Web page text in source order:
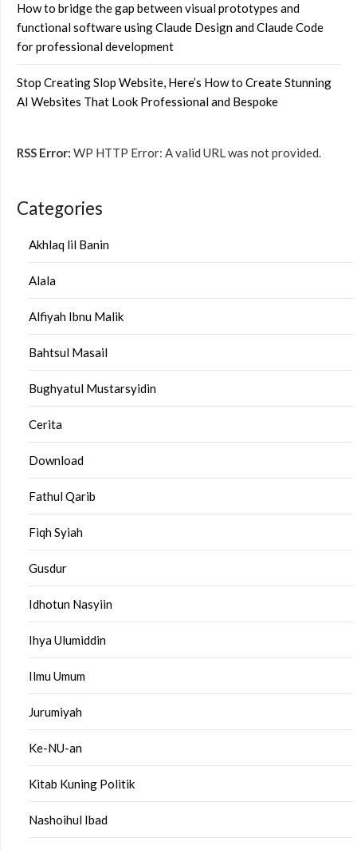
How to bridge the gap between visual prototypes and
functional software using Claude Design and Claude Code
for professional development
Stop Creating Slop Website, Here’s How to Create Stunning
AI Websites That Look Professional and Bespoke
RSS Error: WP HTTP Error: A valid URL was not provided.
Categories
Akhlaq lil Banin
Alala
Alfiyah Ibnu Malik
Bahtsul Masail
Bughyatul Mustarsyidin
Cerita
Download
Fathul Qarib
Fiqh Syiah
Gusdur
Idhotun Nasyiin
Ihya Ulumiddin
Ilmu Umum
Jurumiyah
Ke-NU-an
Kitab Kuning Politik
Nashoihul Ibad